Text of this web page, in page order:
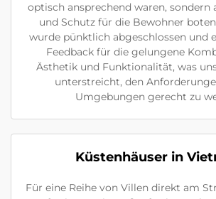
optisch ansprechend waren, sondern
und Schutz für die Bewohner
wurde pünktlich abgeschlossen und
Feedback für die gelungene
Ästhetik und Funktionalität, was
unterstreicht, den
Umgebungen gerecht zu
Küstenhäuser in
Für eine Reihe von Villen direkt am